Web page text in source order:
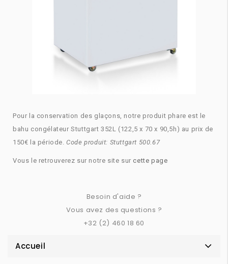
Pour la conservation des glaçons, notre produit phare est le
bahu congélateur Stuttgart 352L (122,5 x 70 x 90,5h) au prix de
150€ la période.Code produit: Stuttgart 500.67
Vous le retrouverez sur notre site surcette page
Besoin d'aide ?
Vous avez des questions ?
+32 (2) 460 18 60
Accueil